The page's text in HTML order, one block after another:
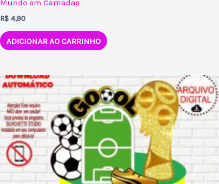
Mundo em Camadas
R$ 4,90
ADICIONAR AO CARRINHO